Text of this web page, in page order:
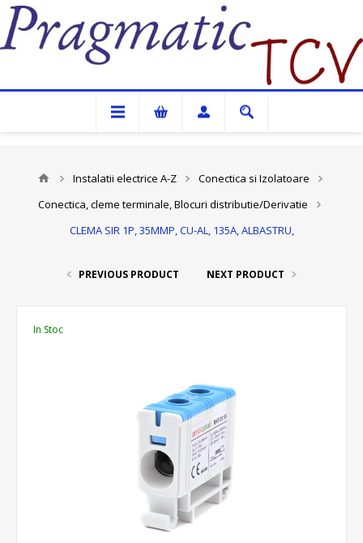
Pragmatic TCV
Instalatii electrice A-Z
Conectica si Izolatoare
Conectica, cleme terminale, Blocuri distributie/Derivatie
CLEMA SIR 1P, 35MMP, CU-AL, 135A, ALBASTRU,
PREVIOUS PRODUCT NEXT PRODUCT
In Stoc